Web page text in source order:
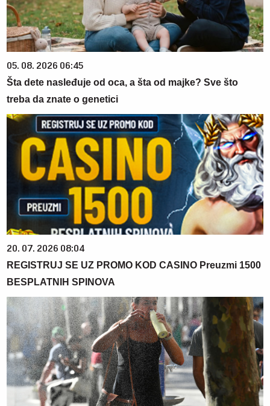
05. 08. 2026 06:45
Šta dete nasleđuje od oca, a šta od majke? Sve što
treba da znate o genetici
20. 07. 2026 08:04
REGISTRUJ SE UZ PROMO KOD CASINO Preuzmi 1500
BESPLATNIH SPINOVA